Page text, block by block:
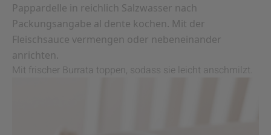
Pappardelle in reichlich Salzwasser nach
Packungsangabe al dente kochen. Mit der
Fleischsauce vermengen oder nebeneinander
anrichten.
Mit frischer Burrata toppen, sodass sie leicht anschmilzt.